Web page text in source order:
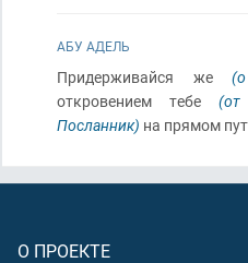
АБУ АДЕЛЬ
Придерживайся же
откровением тебе (от
Посланник) на прямом
О ПРОЕКТЕ